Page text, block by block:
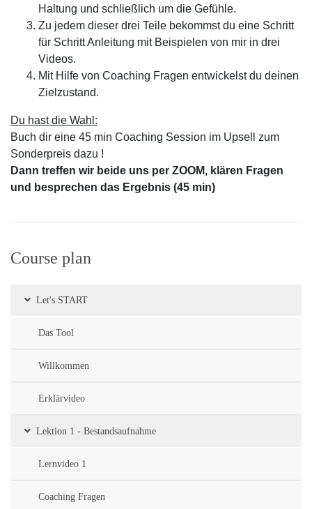
Haltung und schließlich um die Gefühle.
Zu jedem dieser drei Teile bekommst du eine Schritt
für Schritt Anleitung mit Beispielen von mir in drei
Videos.
Mit Hilfe von Coaching Fragen entwickelst du deinen
Zielzustand.
Du hast die Wahl:
Buch dir eine 45 min Coaching Session im Upsell zum
Sonderpreis dazu !
Dann treffen wir beide uns per ZOOM, klären Fragen
und besprechen das Ergebnis (45 min)
Course plan
Let's START
Das Tool
Willkommen
Erklärvideo
Lektion 1 - Bestandsaufnahme
Lernvideo 1
Coaching Fragen